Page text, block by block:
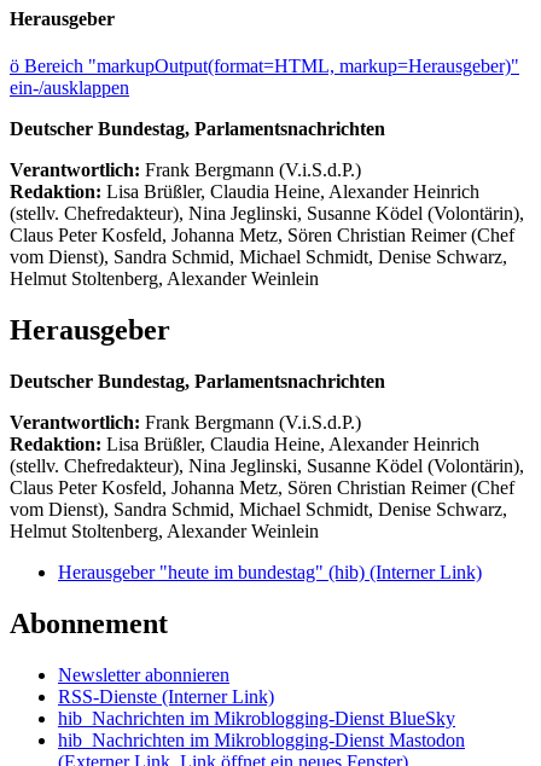
Herausgeber
ö Bereich "markupOutput(format=HTML, markup=Herausgeber)"
ein-/ausklappen
Deutscher Bundestag, Parlamentsnachrichten
Verantwortlich: Frank Bergmann (V.i.S.d.P.)
Redaktion: Lisa Brüßler, Claudia Heine, Alexander Heinrich
(stellv. Chefredakteur), Nina Jeglinski, Susanne Ködel (Volontärin),
Claus Peter Kosfeld, Johanna Metz, Sören Christian Reimer (Chef
vom Dienst), Sandra Schmid, Michael Schmidt, Denise Schwarz,
Helmut Stoltenberg, Alexander Weinlein
Herausgeber
Deutscher Bundestag, Parlamentsnachrichten
Verantwortlich: Frank Bergmann (V.i.S.d.P.)
Redaktion: Lisa Brüßler, Claudia Heine, Alexander Heinrich
(stellv. Chefredakteur), Nina Jeglinski, Susanne Ködel (Volontärin),
Claus Peter Kosfeld, Johanna Metz, Sören Christian Reimer (Chef
vom Dienst), Sandra Schmid, Michael Schmidt, Denise Schwarz,
Helmut Stoltenberg, Alexander Weinlein
Herausgeber "heute im bundestag" (hib) (Interner Link)
Abonnement
Newsletter abonnieren
RSS-Dienste (Interner Link)
hib_Nachrichten im Mikroblogging-Dienst BlueSky
hib_Nachrichten im Mikroblogging-Dienst Mastodon
(Externer Link, Link öffnet ein neues Fenster)